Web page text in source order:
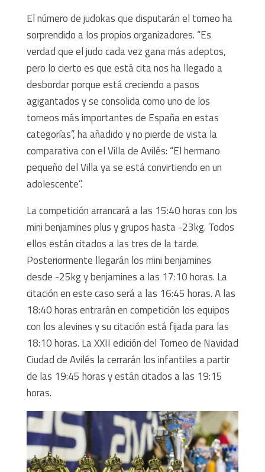
El número de judokas que disputarán el torneo ha
sorprendido a los propios organizadores. “Es
verdad que el judo cada vez gana más adeptos,
pero lo cierto es que está cita nos ha llegado a
desbordar porque está creciendo a pasos
agigantados y se consolida como uno de los
torneos más importantes de España en estas
categorías”, ha añadido y no pierde de vista la
comparativa con el Villa de Avilés: “El hermano
pequeño del Villa ya se está convirtiendo en un
adolescente”.
La competición arrancará a las 15:40 horas con los
mini benjamines plus y grupos hasta -23kg. Todos
ellos están citados a las tres de la tarde.
Posteriormente llegarán los mini benjamines
desde -25kg y benjamines a las 17:10 horas. La
citación en este caso será a las 16:45 horas. A las
18:40 horas entrarán en competición los equipos
con los alevines y su citación está fijada para las
18:10 horas. La XXII edición del Torneo de Navidad
Ciudad de Avilés la cerrarán los infantiles a partir
de las 19:45 horas y están citados a las 19:15
horas.